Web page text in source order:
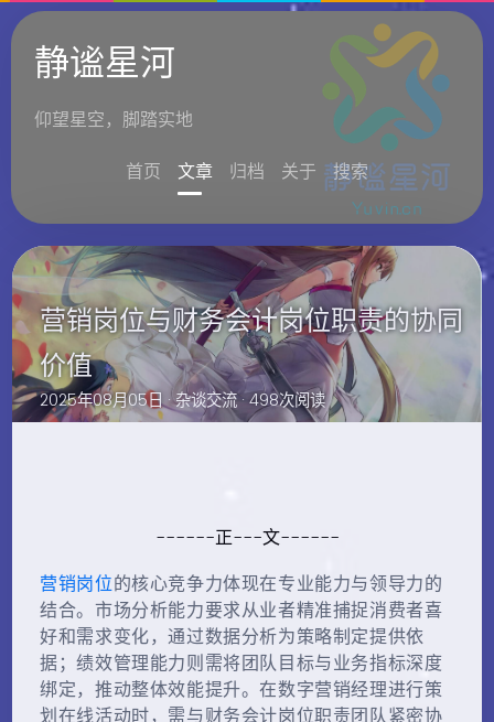
静谧星河
仰望星空，脚踏实地
首页
文章 归档 关于 搜索
营销岗位与财务会计岗位职责的协同
价值
2025年08月05日 ·杂谈交流· 498次阅读
------正---文------
营销岗位的核心竞争力体现在专业能力与领导力的
结合。市场分析能力要求从业者精准捕捉消费者喜
好和需求变化，通过数据分析为策略制定提供依
据；绩效管理能力则需将团队目标与业务指标深度
绑定，推动整体效能提升。在数字营销经理进行策
划在线活动时，需与财务会计岗位职责团队紧密协